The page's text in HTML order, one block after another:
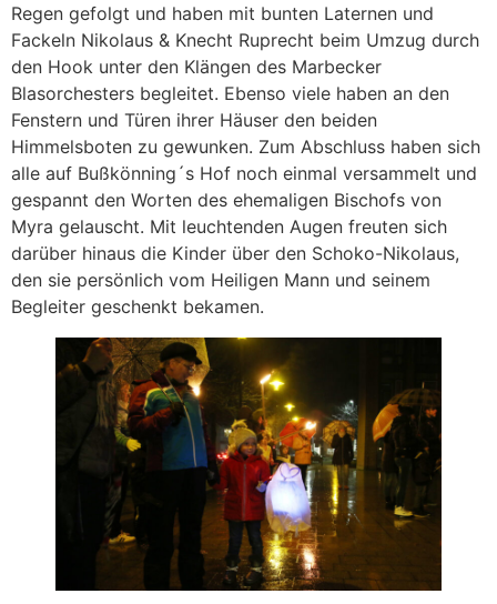
Regen gefolgt und haben mit bunten Laternen und
Fackeln Nikolaus & Knecht Ruprecht beim Umzug durch
den Hook unter den Klängen des Marbecker
Blasorchesters begleitet. Ebenso viele haben an den
Fenstern und Türen ihrer Häuser den beiden
Himmelsboten zu gewunken. Zum Ab­schluss haben sich
alle auf Bußkönning´s Hof noch einmal versammelt und
gespannt den Worten des ehemaligen Bischofs von
Myra gelauscht. Mit leuch­tenden Augen freuten sich
darüber hinaus die Kinder über den Schoko-Nikolaus,
den sie persönlich vom Heiligen Mann und seinem
Begleiter geschenkt be­kamen.